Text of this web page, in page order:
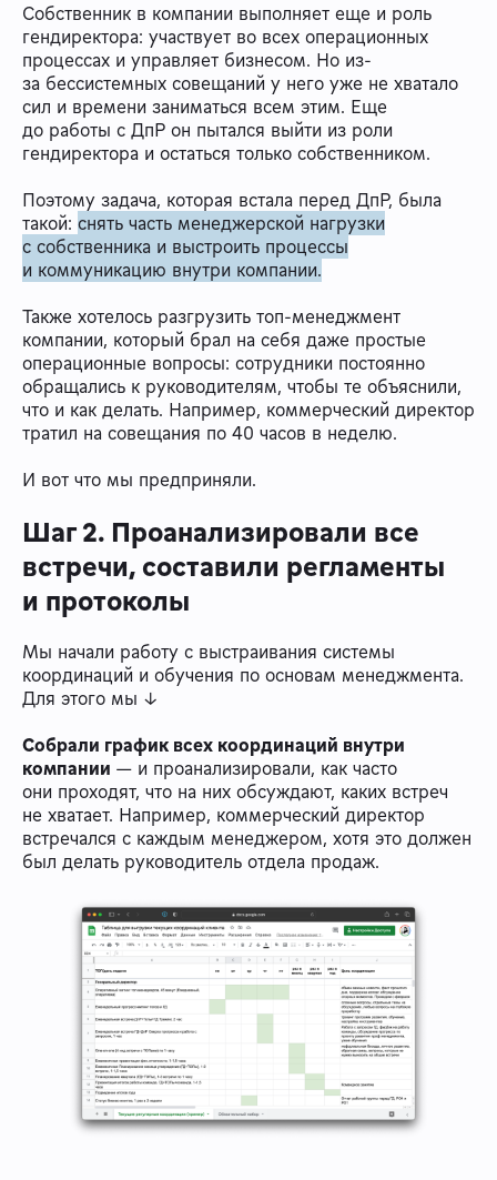
Собственник в компании выполняет еще и роль
гендиректора: участвует во всех операционных
процессах и управляет бизнесом. Но из-
за бессистемных совещаний у него уже не хватало
сил и времени заниматься всем этим. Еще
до работы с ДпР он пытался выйти из роли
гендиректора и остаться только собственником.
Поэтому задача, которая встала перед ДпР, была
такой: снять часть менеджерской нагрузки
с собственника и выстроить процессы
и коммуникацию внутри компании.
Также хотелось разгрузить топ-менеджмент
компании, который брал на себя даже простые
операционные вопросы: сотрудники постоянно
обращались к руководителям, чтобы те объяснили,
что и как делать. Например, коммерческий директор
тратил на совещания по 40 часов в неделю.
И вот что мы предприняли.
Шаг 2. Проанализировали все
встречи, составили регламенты
и протоколы
Мы начали работу с выстраивания системы
координаций и обучения по основам менеджмента.
Для этого мы ↓
Собрали график всех координаций внутри
компании — и проанализировали, как часто
они проходят, что на них обсуждают, каких встреч
не хватает. Например, коммерческий директор
встречался с каждым менеджером, хотя это должен
был делать руководитель отдела продаж.